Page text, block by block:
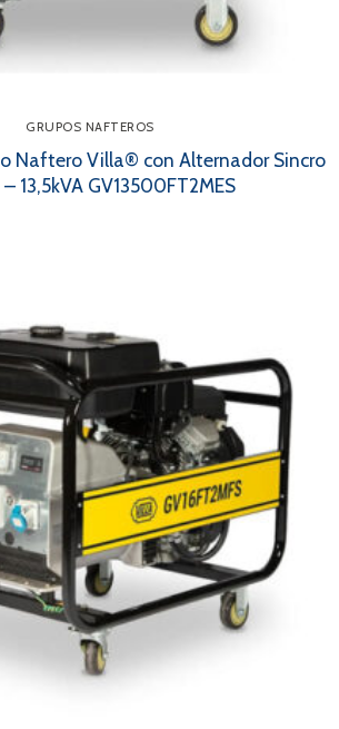
GRUPOS NAFTEROS
Naftero Villa® con Alternador Sincro
13,5kVA GV13500FT2MES